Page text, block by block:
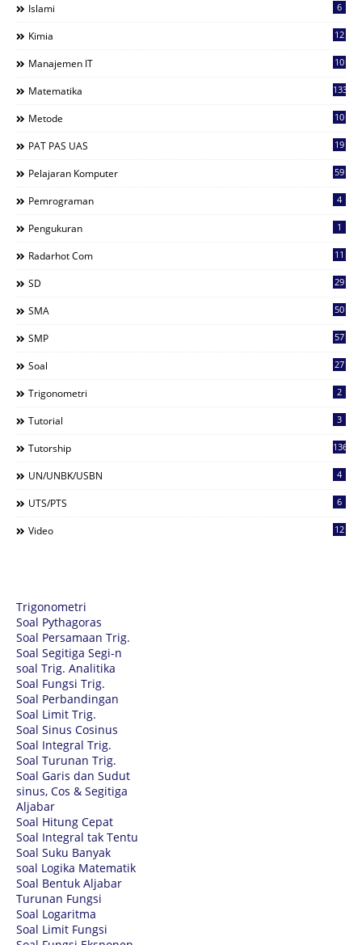
Islami 6
Kimia 12
Manajemen IT 10
Matematika 133
Metode 10
PAT PAS UAS 19
Pelajaran Komputer 59
Pemrograman 4
Pengukuran 1
Radarhot Com 11
SD 29
SMA 50
SMP 57
Soal 27
Trigonometri 2
Tutorial 3
Tutorship 136
UN/UNBK/USBN 4
UTS/PTS 6
Video 12
Trigonometri
Soal Pythagoras
Soal Persamaan Trig.
Soal Segitiga Segi-n
soal Trig. Analitika
Soal Fungsi Trig.
Soal Perbandingan
Soal Limit Trig.
Soal Sinus Cosinus
Soal Integral Trig.
Soal Turunan Trig.
Soal Garis dan Sudut
sinus, Cos & Segitiga
Aljabar
Soal Hitung Cepat
Soal Integral tak Tentu
Soal Suku Banyak
soal Logika Matematik
Soal Bentuk Aljabar
Turunan Fungsi
Soal Logaritma
Soal Limit Fungsi